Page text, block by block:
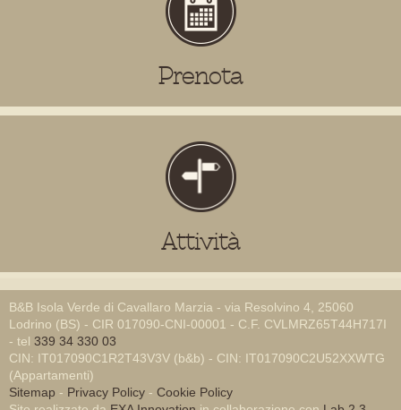
Prenota
Attività
B&B Isola Verde di Cavallaro Marzia - via Resolvino 4, 25060
Lodrino (BS) - CIR 017090-CNI-00001 - C.F. CVLMRZ65T44H717I
- tel 339 34 330 03
CIN: IT017090C1R2T43V3V (b&b) - CIN: IT017090C2U52XXWTG
(Appartamenti)
Sitemap - Privacy Policy - Cookie Policy